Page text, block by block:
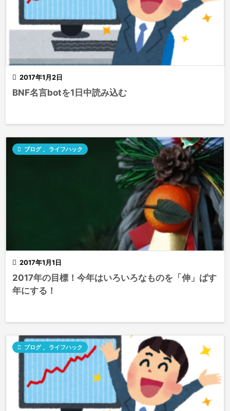
 2017年1月2日
BNF名言botを1日中読み込む
 2017年1月1日
 ブログ ライフハック
2017年の目標！今年はいろいろなものを「伸」ばす
年にする！
 ブログ , ライフハック